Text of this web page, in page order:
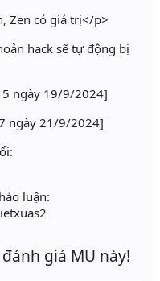
Zen có giá trị</p>
hack sẽ tự động bị
5 ngày 19/9/2024]
ngày 21/9/2024]
luận:
giá MU này!